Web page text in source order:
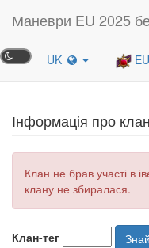
Маневри EU 2025
UK
Інформація про клан
Клан не брав участі в
клану не збиралася.
Клан-тег